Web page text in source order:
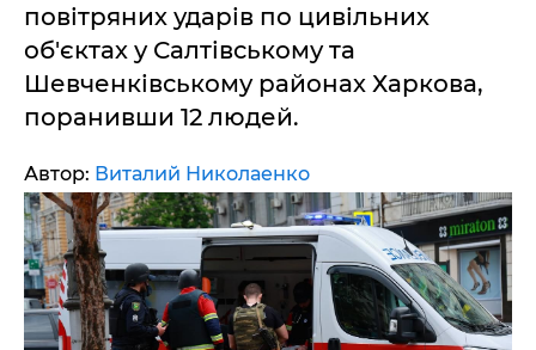
повітряних ударів по цивільних
об'єктах у Салтівському та
Шевченківському районах Харкова,
поранивши 12 людей.
Автор: Виталий Николаенко